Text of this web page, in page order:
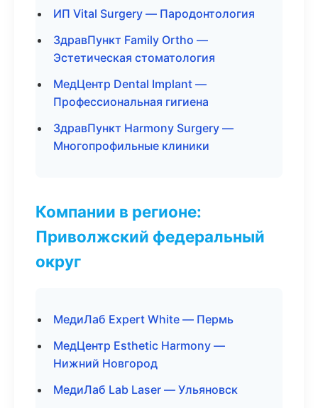
ИП Vital Surgery — Пародонтология
ЗдравПункт Family Ortho —
Эстетическая стоматология
МедЦентр Dental Implant —
Профессиональная гигиена
ЗдравПункт Harmony Surgery —
Многопрофильные клиники
Компании в регионе:
Приволжский федеральный
округ
МедиЛаб Expert White — Пермь
МедЦентр Esthetic Harmony —
Нижний Новгород
МедиЛаб Lab Laser — Ульяновск